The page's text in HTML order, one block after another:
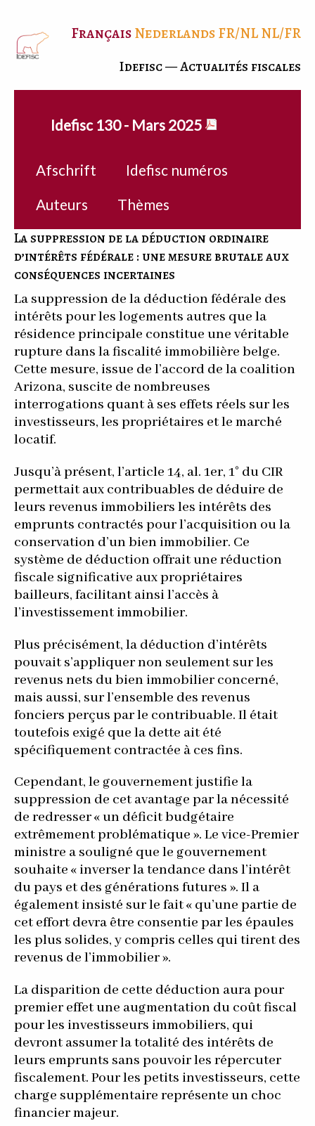
FrançaisNederlandsFR/NLNL/FR
Idefisc — Actualités fiscales
Idefisc 130 - Mars 2025
Afschrift
Idefisc numéros
Auteurs
Thèmes
La suppression de la déduction ordinaire
d’intérêts fédérale : une mesure brutale aux
conséquences incertaines
La suppression de la déduction fédérale des
intérêts pour les logements autres que la
résidence principale constitue une véritable
rupture dans la fiscalité immobilière belge.
Cette mesure, issue de l’accord de la coalition
Arizona, suscite de nombreuses
interrogations quant à ses effets réels sur les
investisseurs, les propriétaires et le marché
locatif.
Jusqu’à présent, l’article 14, al. 1er, 1° du CIR
permettait aux contribuables de déduire de
leurs revenus immobiliers les intérêts des
emprunts contractés pour l’acquisition ou la
conservation d’un bien immobilier. Ce
système de déduction offrait une réduction
fiscale significative aux propriétaires
bailleurs, facilitant ainsi l’accès à
l’investissement immobilier.
Plus précisément, la déduction d’intérêts
pouvait s’appliquer non seulement sur les
revenus nets du bien immobilier concerné,
mais aussi, sur l’ensemble des revenus
fonciers perçus par le contribuable. Il était
toutefois exigé que la dette ait été
spécifiquement contractée à ces fins.
Cependant, le gouvernement justifie la
suppression de cet avantage par la nécessité
de redresser « un déficit budgétaire
extrêmement problématique ». Le vice-Premier
ministre a souligné que le gouvernement
souhaite « inverser la tendance dans l’intérêt
du pays et des générations futures ». Il a
également insisté sur le fait « qu’une partie de
cet effort devra être consentie par les épaules
les plus solides, y compris celles qui tirent des
revenus de l’immobilier ».
La disparition de cette déduction aura pour
premier effet une augmentation du coût fiscal
pour les investisseurs immobiliers, qui
devront assumer la totalité des intérêts de
leurs emprunts sans pouvoir les répercuter
fiscalement. Pour les petits investisseurs, cette
charge supplémentaire représente un choc
financier majeur.